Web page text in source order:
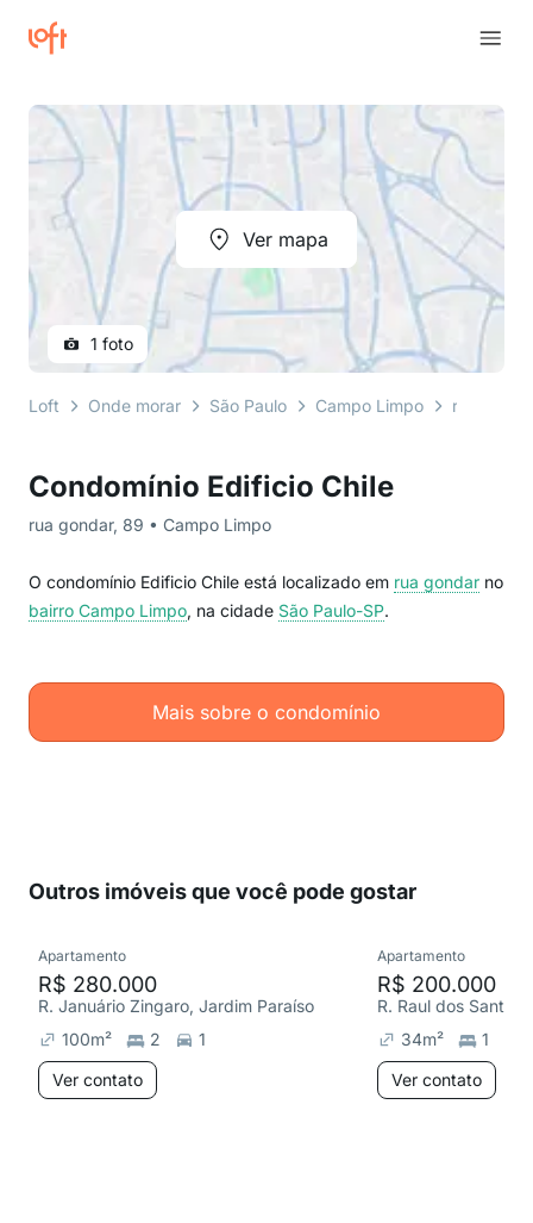
Condomínio Edificio Chile
rua gondar, 89 • Campo Limpo
O condomínio Edificio Chile está localizado em rua gondar no
bairro Campo Limpo, na cidade São Paulo-SP.
Mais sobre o condomínio
Ver mapa
1 foto
Loft Onde morar São Paulo Campo Limpo rua
Outros imóveis que você pode gostar
Apartamento
R$ 280.000
R. Januário Zingaro, Jardim Paraíso
100m² 2
1
Ver contato
Apartamento
R$ 200.000
34m² 1
Ver contato